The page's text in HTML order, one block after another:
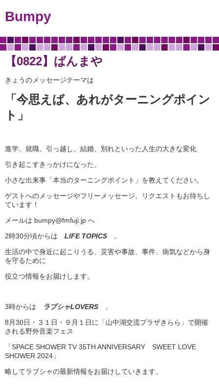
Bumpy
【0822】ばんまや
きょうのメッセージテーマは
「今思えば、あれがターニングポイン
ト」
進学、就職、引っ越し、結婚、別れといった人生の大きな変化
引き起こすきっかけになった、
小さな出来事「本当のターニングポイント」を教えてください。
ゲストへのメッセージやフリーメッセージ、リクエストもお待ちし
ています！
メールは bumpy@fmfuji.jp へ
2時30分頃からは LIFE TOPICS 。
生活の中で身近に起こりうる、災害や事故、事件、病気などから身
を守るために
役立つ情報をお届けします。
3時からは ラブシャLOVERS 。
8月30日・３１日・９月１日に「山中湖交流プラザきらら」で開催
される野外音楽フェス
「SPACE SHOWER TV 35TH ANNIVERSARY SWEET LOVE
SHOWER 2024」
略してラブシャの最新情報をお届けしていきます。